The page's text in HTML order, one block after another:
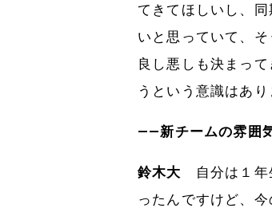
てきてほしいし、
いと思っていて、
良し悪しも決まっ
うという意識はあり
――新チームの雰囲
鈴木大 自分は１年
ったんですけど、